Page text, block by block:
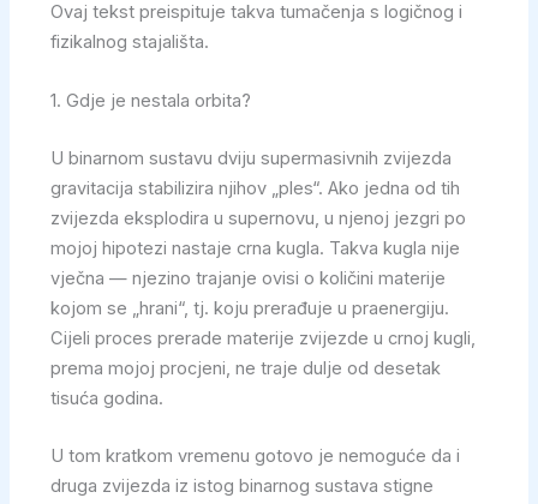
Ovaj tekst preispituje takva tumačenja s logičnog i
fizikalnog stajališta.
1. Gdje je nestala orbita?
U binarnom sustavu dviju supermasivnih zvijezda
gravitacija stabilizira njihov „ples“. Ako jedna od tih
zvijezda eksplodira u supernovu, u njenoj jezgri po
mojoj hipotezi nastaje crna kugla. Takva kugla nije
vječna — njezino trajanje ovisi o količini materije
kojom se „hrani“, tj. koju prerađuje u praenergiju.
Cijeli proces prerade materije zvijezde u crnoj kugli,
prema mojoj procjeni, ne traje dulje od desetak
tisuća godina.
U tom kratkom vremenu gotovo je nemoguće da i
druga zvijezda iz istog binarnog sustava stigne